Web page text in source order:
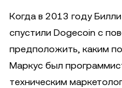
Когда в 2013 году
спустили Dogecoin с
предположить, каким
Маркус был
техническим